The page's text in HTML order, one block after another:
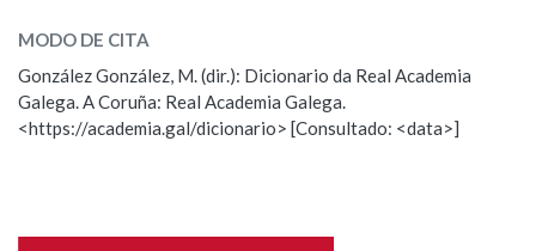
BUSCAR NO CONTIDO
Nas definicións
Observación
Nome
MODO DE CITA
González González, M. (dir.): Dicionario da Real Academia
Galega. A Coruña: Real Academia Galega.
<https://academia.gal/dicionario> [Consultado: <data>]